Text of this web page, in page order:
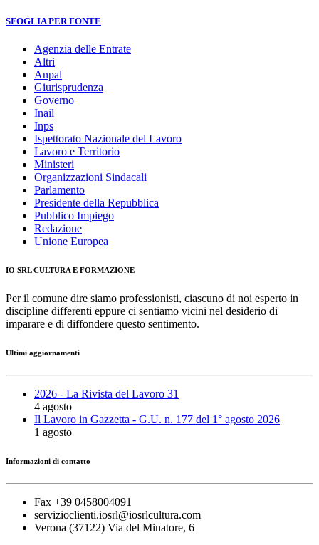
SFOGLIA PER FONTE
Agenzia delle Entrate
Altri
Anpal
Giurisprudenza
Governo
Inail
Inps
Ispettorato Nazionale del Lavoro
Lavoro e Territorio
Ministeri
Organizzazioni Sindacali
Parlamento
Presidente della Repubblica
Pubblico Impiego
Redazione
Unione Europea
IO SRL CULTURA E FORMAZIONE
Per il comune dire siamo professionisti, ciascuno di noi esperto in
discipline differenti eppure ci sentiamo vicini nel desiderio di
imparare e di diffondere questo sentimento.
Ultimi aggiornamenti
2026 - La Rivista del Lavoro 31
4 agosto
Il Lavoro in Gazzetta - G.U. n. 177 del 1° agosto 2026
1 agosto
Informazioni di contatto
Fax +39 0458004091
servizioclienti.iosrl@iosrlcultura.com
Verona (37122) Via del Minatore, 6